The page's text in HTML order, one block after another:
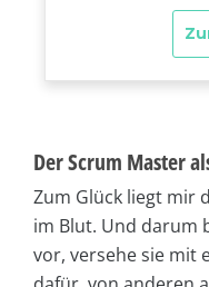
Der Scrum Master
Zum Glück liegt mir
im Blut. Und darum
vor, versehe sie mit